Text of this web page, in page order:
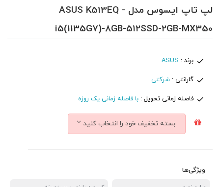
لپ تاپ ایسوس مدل ASUS K513EQ -
i5(1135G7)-8GB-512SSD-2GB-MX350
برند : ASUS
گارانتی :شرکتی
فاصله زمانی تحویل : با فاصله زمانی یک روزه
بسته تخفیف خود را انتخاب کنید
ویژگی‌ها